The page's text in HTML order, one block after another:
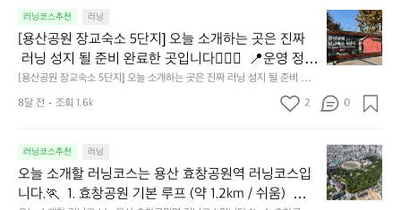
스
캠
프
다.
여
시
과
샤
워
실
원
내
부
를
바
퀴
는
루
트
로
트
랙
을
갖
종
합
동
장
으
로,
을
한
바
퀴
는
오
내
리
며)
도
울
장
미
S
o
u
l
R
바
로
진
능!
스
소
개
역 방향으로 짧게 내려갔다가 올라오면 입/턱 라인이
생김 🔧 STEP 3. GPS 아트 완성 팁 과도한 직선 금지:
곡선 느낌을 내려면 작은 골목으로 살짝 진입했다가 나
오는 방식 역주행 금지: 한 번 지나간 길을 다시 가지
않도록 흐름을 만들면 더 깔끔함 트래픽 적은 시간 선
자연스러운 라인 생성 원하시면 제가 정확한 스트라바
용 GPX 파일도 제작해 드릴게요. 🅿️ 3. 경복궁 근처 주
차 정보 코스 이용 시 실제 런너들이 많이 이용하는 3
대 추천 주차장입니다. ✔️ 1) 경복궁 주차장(서문 – 영
제가 정확한 스트라바용 GPX 파일도 제작해 드릴게요. 🅿️ 3. 경복궁 근처
주차 정보 코스 이용 시 실제 런너들이 많이 이용하는 3대 추천 주차장입니
다. ✔️ 1) 경복궁 주차장(서문 – 영추문 근처) 위치: 경복궁 서측 요금: 3,00
0원/2시간 장점: 코스 스타트 지점과 가장 가까움 단점: 주말 10~15시 매우
혼잡 ✔️ 2) 정부서울청사 주차장 위치: 광화문 정부청사 지하 요금: 약 3,0
00원/1시간 장점: 세종대로 근처라 동선 잡기 쉽고 비어있는 편 단점: 입출
차 동선이 약간 복잡 ✔️ 3) 세종문화회관 지하주차장 가격: 기본 3,000원
대 장점: 귀/머리 부분과 가까워 GPS 아트 조작 쉬움 단점: 공연시간대 혼잡
정
보
입
니
G
기
록
을
닝 코스 3선  창릉천은 루트 난도가 명확히 나누어져
있어 유니콘 같은 러너가 콘텐츠로 소개하기도 좋아.
1) 입문 러너 코스 — 행신역 플랫 루프 (3km) 📍 시작
점: 행신역 하부 창릉천 진입 코스: 행신역 → 무지개다
리 → 행주 방향 직선 구간 분위기: 아침 햇살이 천 위로
— 무원초↔능곡역 (5~7km) 📍 시작점: 무원초등학
교 뒤편 하천길 코스: 무원초 → 곡릉천 방향 다리까지
→ 되돌아오기 분위기: 굽이치는 물길 + 넓은 하늘 +
있어 유니콘 같은 러너가 콘텐츠로 소개하기도 좋아.  1) 입문 러너 코스 —
행신역 플랫 루프 (3km) 📍 시작점: 행신역 하부 창릉천 진입 코스: 행신역
→ 무지개다리 → 행주 방향 직선 구간 분위기: 아침 햇살이 천 위로 반사되어
‘유리강’ 같은 느낌 포인트: 짧지만 ‘러닝 감각’을 되살리기 좋음.  2) 가장 많
이 뛰는 베이직 코스 — 무원초↔능곡역 (5~7km) 📍 시작점: 무원초등학교
뒤편 하천길 코스: 무원초 → 곡릉천 방향 다리까지 → 되돌아오기 분위기: 굽
이치는 물길 + 넓은 하늘 + 잔잔한 정적 포인트: 적당한 거리, 적당한 난이도
꾸준히 뛰기 좋은 ‘루틴 런 코스’로 가장 인기 노을 시간에 뛰면 인스타 감성
시작점: 능곡역 코스: 창릉천 전체 북쪽 구간 → 곡릉천 합류 → 공릉천 일부
연계 → 능곡역 복귀 분위기: 왕복하면서 ‘풍경이 층층이 바뀌는 느낌’ 포인
트: 마라톤 준비용으로 훌륭 자전거도로와 분리된 구간 多 자연 비중이 높아
마음이 비워지는 장거리 러닝  일정 페이스 훈련(Pace Run)에 적합  🚗 주
차 & 편의 정보 행신역 공영주차장: 입문 코스 이용 시 좋음 능곡역 공영주차
들
에
게
사
받
는
유
평
탄
한
러닝코스추천 러닝
[용산공원 장교숙소 5단지] 오늘 소개하는 곳은 진짜
러닝 성지 될 준비 완료한 곳입니다🏃🏻‍♂️  📍운영 정보
• 화~일 운영 (월요일 휴무) • 운영시간 : 오전 9시 ~ 오
후 6시 • 입장마감 : 오후 5시 • 무료입장 • 일반 차량
주차 ❌ • 장애인 차량·다둥이 차량 주차 가능⭕  📏
+ 주로 넓음 → 달리기 매우 좋음!  🧳 편의시설 • 무료
락카룸 • 남·여 화장실 매우 깔끔 • 카페 있어서 브런
치/커피하기도 좋아요☕️  📸 분위기 / 포토존 • 바닥 곳
[용산공원 장교숙소 5단지] 오늘 소개하는 곳은 진짜 러닝 성지 될 준비 완료
한 곳입니다🏃🏻‍♂️  📍운영 정보 • 화~일 운영 (월요일 휴무) • 운영시간 : 오
전 9시 ~ 오후 6시 • 입장마감 : 오후 5시 • 무료입장 • 일반 차량 주차 ❌ •
락카룸 • 남·여 화장실 매우 깔끔 • 카페 있어서 브런치/커피하기도 좋아요☕️
📸 분위기 / 포토존 • 바닥 곳곳에 컬러풀한 문구 • 이국적·힙한 분위기 • 진
짜 포토존이 엄청 많아요 • 조깅 + 사진 + 산책 다 되는 코스  🏃🏻‍♂️러닝 소감
아스팔트 평지라 발도 가볍고 코스도 깔끔해서 조용하게 뛰기 너무 좋았습
니다:) @yongsanparkstory #장교숙소5단지 #용산어린이정원 #서울핫플
[용
산
공
원
교
5
단
지]
오
8달 전 조회 1.6k 2 0
러닝코스추천 러닝
오늘 소개할 러닝코스는 용산 효창공원역 러닝코스입
니다.🏃  1. 효창공원 기본 루프 (약 1.2km / 쉬움)  난이
오
늘
소
개